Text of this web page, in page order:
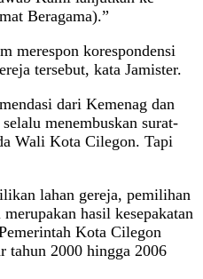
Beragama).”
merespon korespondensi
tersebut, kata Jamister.
dari Kemenag dan
menembuskan surat-
Wali Kota Cilegon. Tapi
lahan gereja, pemilihan
hasil kesepakatan
Kota Cilegon
tahun 2000 hingga 2006